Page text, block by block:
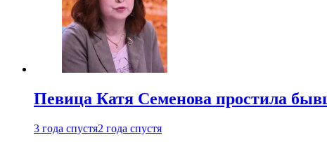
Певица Катя Семенова простила
3 года спустя2 года спустя